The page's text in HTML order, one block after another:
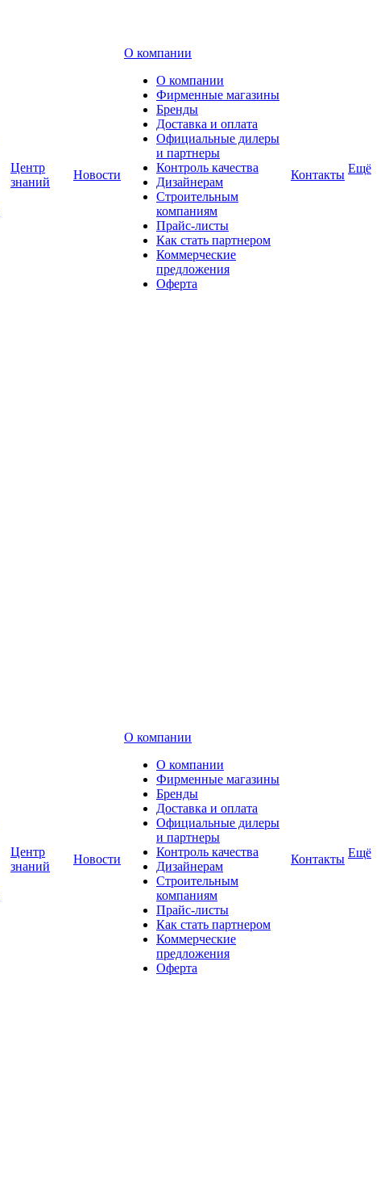
Центр
знаний
Новости
О компании
О компании
Фирменные магазины
Бренды
Доставка и оплата
Официальные дилеры
и партнеры
Контроль качества
Дизайнерам
Строительным
компаниям
Прайс-листы
Как стать партнером
Коммерческие
предложения
Оферта
Контакты Ещё
Центр
знаний
Новости
О компании
О компании
Фирменные магазины
Бренды
Доставка и оплата
Официальные дилеры
и партнеры
Контроль качества
Дизайнерам
Строительным
компаниям
Прайс-листы
Как стать партнером
Коммерческие
предложения
Оферта
Контакты Ещё